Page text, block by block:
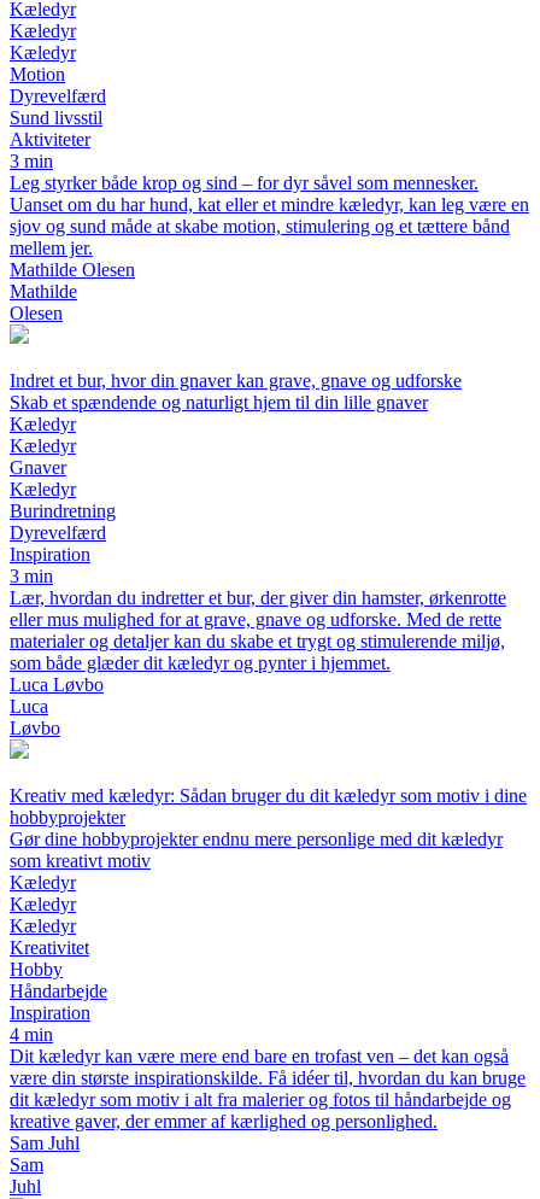
Kæledyr
Kæledyr
Kæledyr
Motion
Dyrevelfærd
Sund livsstil
Aktiviteter
3 min
Leg styrker både krop og sind – for dyr såvel som mennesker.
Uanset om du har hund, kat eller et mindre kæledyr, kan leg være en
sjov og sund måde at skabe motion, stimulering og et tættere bånd
mellem jer.
Mathilde Olesen
Mathilde
Olesen
Indret et bur, hvor din gnaver kan grave, gnave og udforske
Skab et spændende og naturligt hjem til din lille gnaver
Kæledyr
Kæledyr
Gnaver
Kæledyr
Burindretning
Dyrevelfærd
Inspiration
3 min
Lær, hvordan du indretter et bur, der giver din hamster, ørkenrotte
eller mus mulighed for at grave, gnave og udforske. Med de rette
materialer og detaljer kan du skabe et trygt og stimulerende miljø,
som både glæder dit kæledyr og pynter i hjemmet.
Luca Løvbo
Luca
Løvbo
Kreativ med kæledyr: Sådan bruger du dit kæledyr som motiv i dine
hobbyprojekter
Gør dine hobbyprojekter endnu mere personlige med dit kæledyr
som kreativt motiv
Kæledyr
Kæledyr
Kæledyr
Kreativitet
Hobby
Håndarbejde
Inspiration
4 min
Dit kæledyr kan være mere end bare en trofast ven – det kan også
være din største inspirationskilde. Få idéer til, hvordan du kan bruge
dit kæledyr som motiv i alt fra malerier og fotos til håndarbejde og
kreative gaver, der emmer af kærlighed og personlighed.
Sam Juhl
Sam
Juhl